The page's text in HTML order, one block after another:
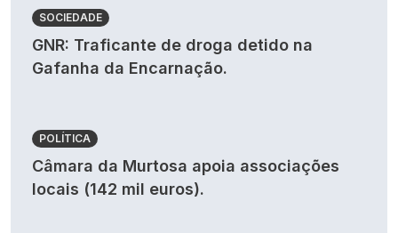
SOCIEDADE
GNR: Traficante de droga detido na
Gafanha da Encarnação.
POLÍTICA
Câmara da Murtosa apoia associações
locais (142 mil euros).